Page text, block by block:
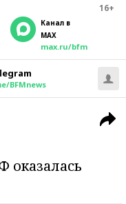
16+
Канал в
MAX
max.ru/bfm
BFMnews
оказалась